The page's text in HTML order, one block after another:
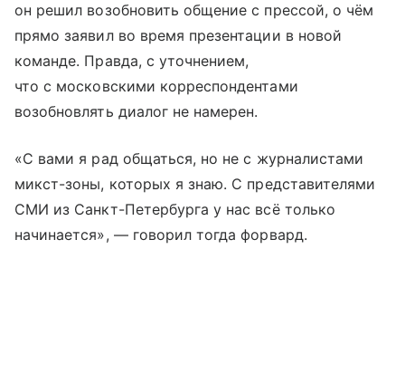
он решил возобновить общение с прессой, о чём
прямо заявил во время презентации в новой
команде. Правда, с уточнением,
что с московскими корреспондентами
возобновлять диалог не намерен.
«С вами я рад общаться, но не с журналистами
микст-зоны, которых я знаю. С представителями
СМИ из Санкт-Петербурга у нас всё только
начинается», — говорил тогда форвард.